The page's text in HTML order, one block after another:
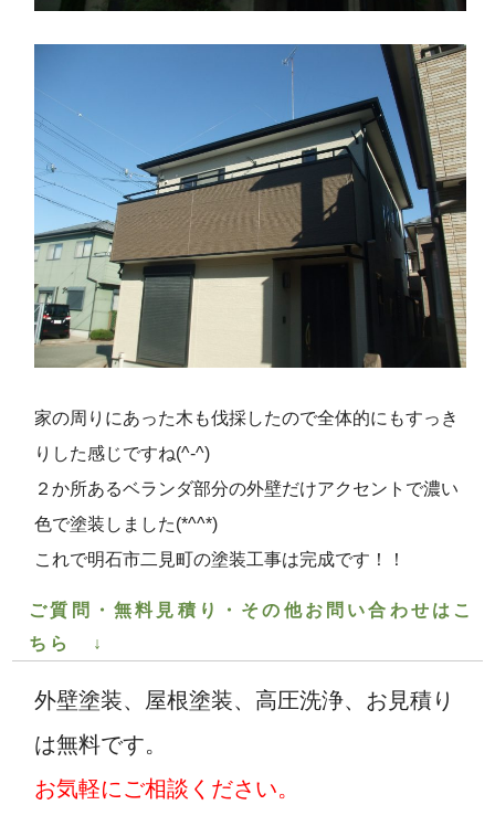
家の周りにあった木も伐採したので全体的にもすっき
りした感じですね(^-^)
２か所あるベランダ部分の外壁だけアクセントで濃い
色で塗装しました(*^^*)
これで明石市二見町の塗装工事は完成です！！
ご質問・無料見積り・その他お問い合わせはこ
ちら ↓
外壁塗装、屋根塗装、高圧洗浄、お見積り
は無料です。
お気軽にご相談ください。